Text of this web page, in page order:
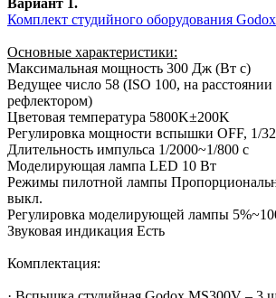
Вариант 1.
Комплект студийного оборудования
Основные характеристики:
Максимальная мощность 300 Дж (Вт с)
Ведущее число 58 (ISO 100, на расстоянии
рефлектором)
Цветовая температура 5800K±200K
Регулировка мощности вспышки OFF, 1/
Длительность импульса 1/2000~1/800 с
Моделирующая лампа LED 10 Вт
Режимы пилотной лампы
выкл.
Регулировка моделирующей лампы
Звуковая индикация Есть
Комплектация: